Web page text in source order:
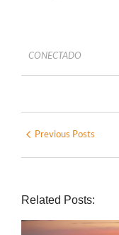
CONECTADO
Previous Posts
Related Posts: